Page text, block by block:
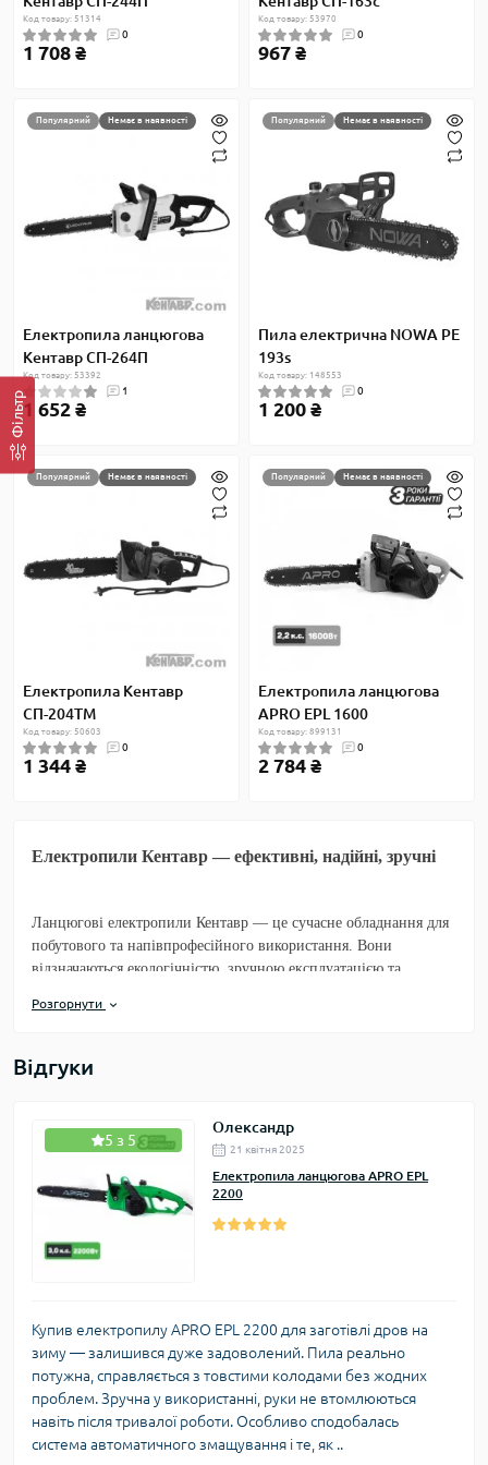
Фільтр
Код товару: 51314
0
1 708 ₴
Код товару: 53970
0
967 ₴
Популярний Немає в наявності
Електропила ланцюгова
Кентавр СП-264П
Код товару: 53392
1
1 652 ₴
Популярний Немає в наявності
Пила електрична NOWA PE
193s
Код товару: 148553
0
1 200 ₴
Популярний Немає в наявності
Електропила Кентавр
СП-204ТМ
Код товару: 50603
0
1 344 ₴
Популярний Немає в наявності
Електропила ланцюгова
APRO EPL 1600
Код товару: 899131
0
2 784 ₴
Електропили Кентавр — ефективні, надійні, зручні
Ланцюгові електропили Кентавр — це сучасне обладнання для
побутового та напівпрофесійного використання. Вони
відзначаються екологічністю, зручною експлуатацією та
вибором для роботи в саду, підготовки дров або виконання
низькому рівню шуму електропили Кентавр однаково
ефективні як на відкритому повітрі, так і в закритих
Основні переваги електропил Кентавр
Розгорнути
Відгуки
5 з 5
Олександр
21 квітня 2025
Електропила ланцюгова APRO EPL
2200
Купив електропилу APRO EPL 2200 для заготівлі дров на
зиму — залишився дуже задоволений. Пила реально
потужна, справляється з товстими колодами без жодних
проблем. Зручна у використанні, руки не втомлюються
навіть після тривалої роботи. Особливо сподобалась
система автоматичного змащування і те, як ..